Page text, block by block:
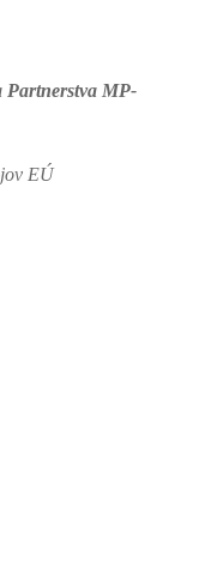
Partnerstva MP-
EÚ